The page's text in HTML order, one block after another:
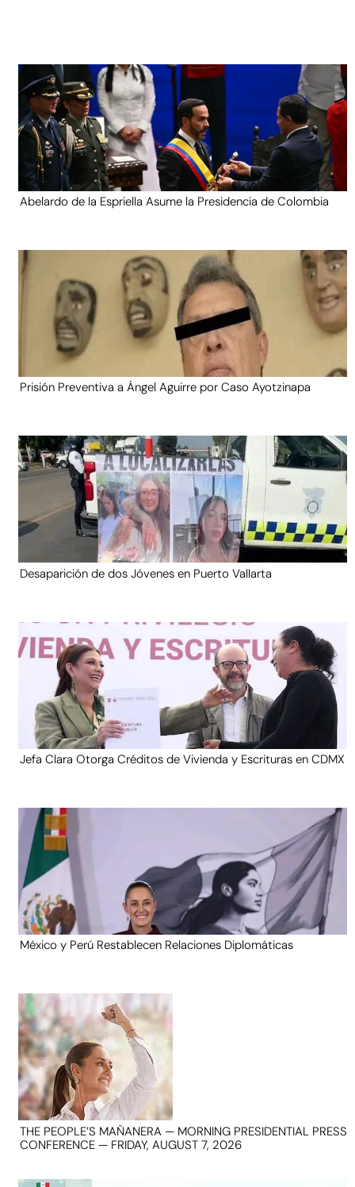
Abelardo de la Espriella Asume la Presidencia de Colombia
Prisión Preventiva a Ángel Aguirre por Caso Ayotzinapa
Desaparición de dos Jóvenes en Puerto Vallarta
Jefa Clara Otorga Créditos de Vivienda y Escrituras en CDMX
México y Perú Restablecen Relaciones Diplomáticas
THE PEOPLE’S MAÑANERA — MORNING PRESIDENTIAL PRESS
CONFERENCE — FRIDAY, AUGUST 7, 2026